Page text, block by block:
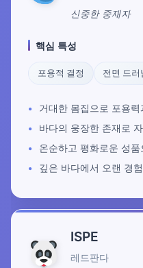
신중한 중재자
핵심 특성
포용적 결정 전면 드러
거대한 몸집으로 포용력
바다의 웅장한 존재로
온순하고 평화로운 성
깊은 바다에서 오랜 경
ISPE
레드판다